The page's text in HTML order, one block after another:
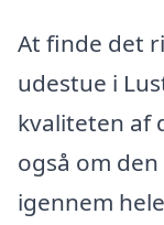
At finde det
udestue i
kvaliteten af
også om
igennem